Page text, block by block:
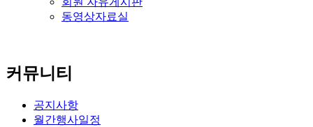
동영상자료실
커뮤니티
공지사항
월간행사일정